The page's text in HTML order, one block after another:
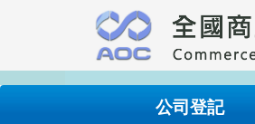
要
內
公司登記